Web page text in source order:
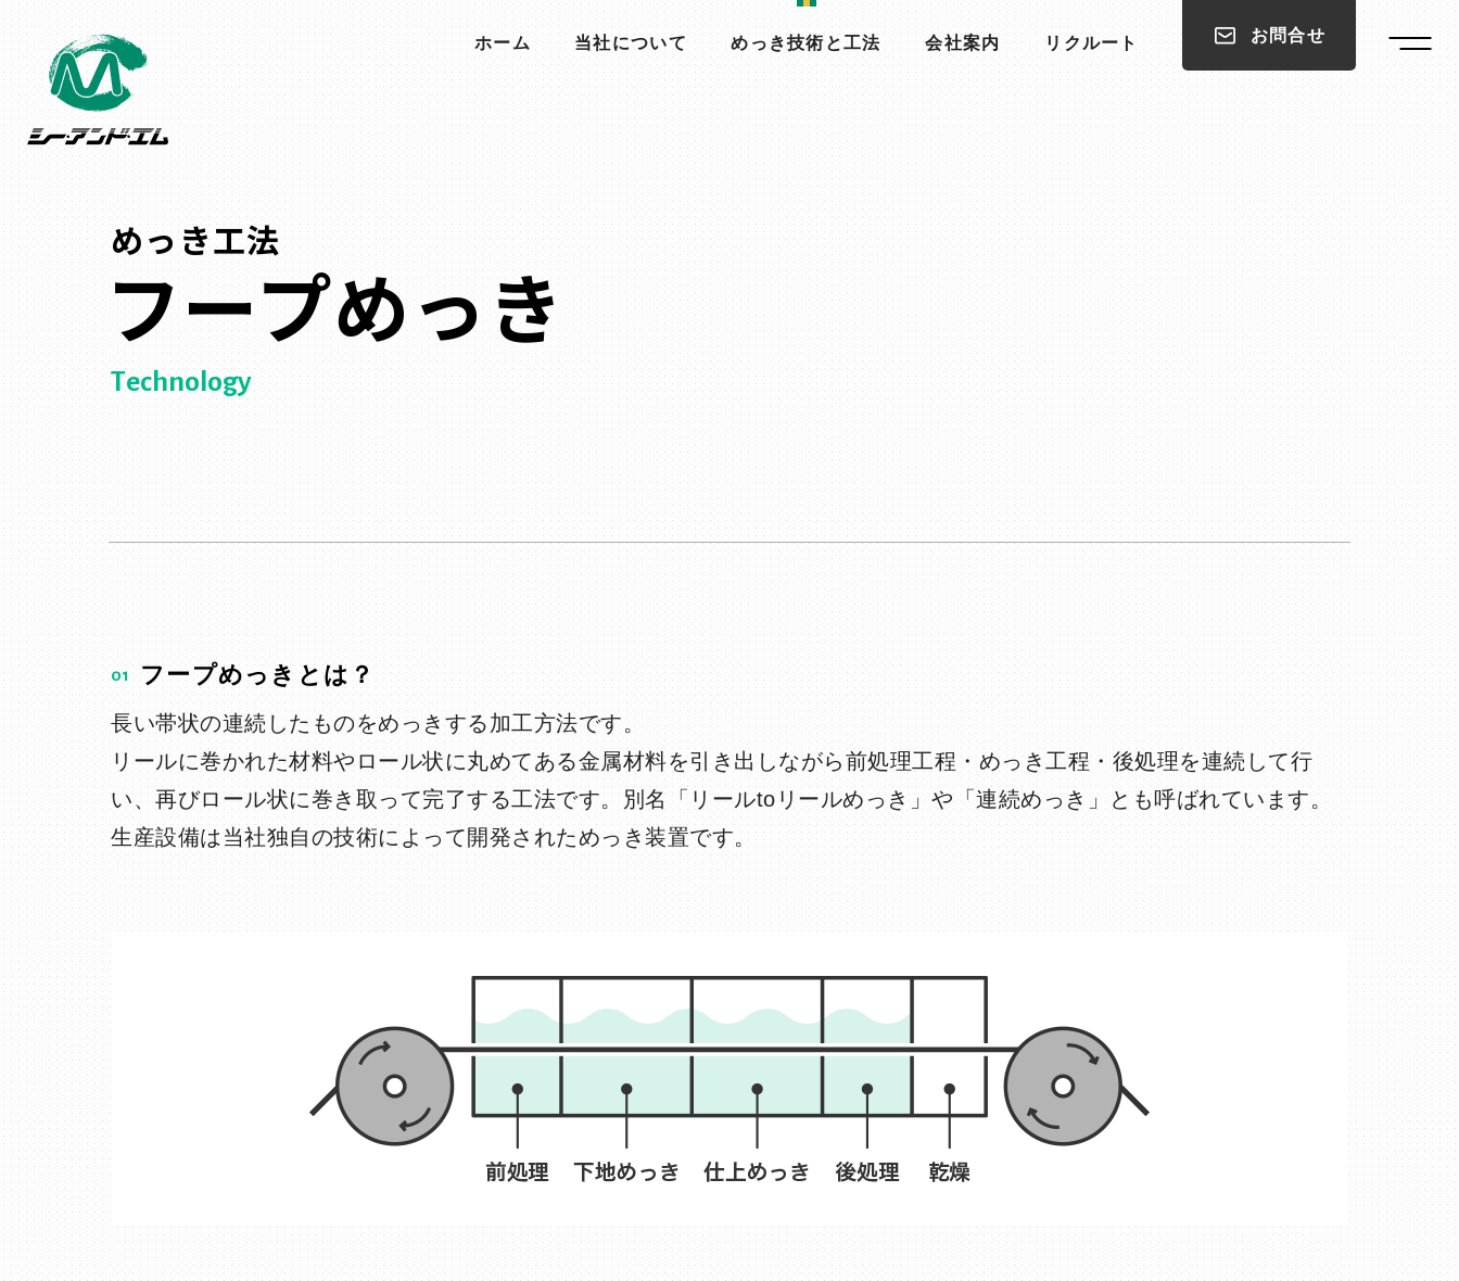
ホーム 当社について めっき技術と工法 会社案内 リクルート お問合せ
めっき工法
フープめっき
Technology
01 フープめっきとは？
長い帯状の連続したものをめっきする加工方法です。
リールに巻かれた材料やロール状に丸めてある金属材料を引き出しながら前処理工程・めっき工程・後処理を連続して行
い、再びロール状に巻き取って完了する工法です。別名「リールtoリールめっき」や「連続めっき」とも呼ばれています。
生産設備は当社独自の技術によって開発されためっき装置です。